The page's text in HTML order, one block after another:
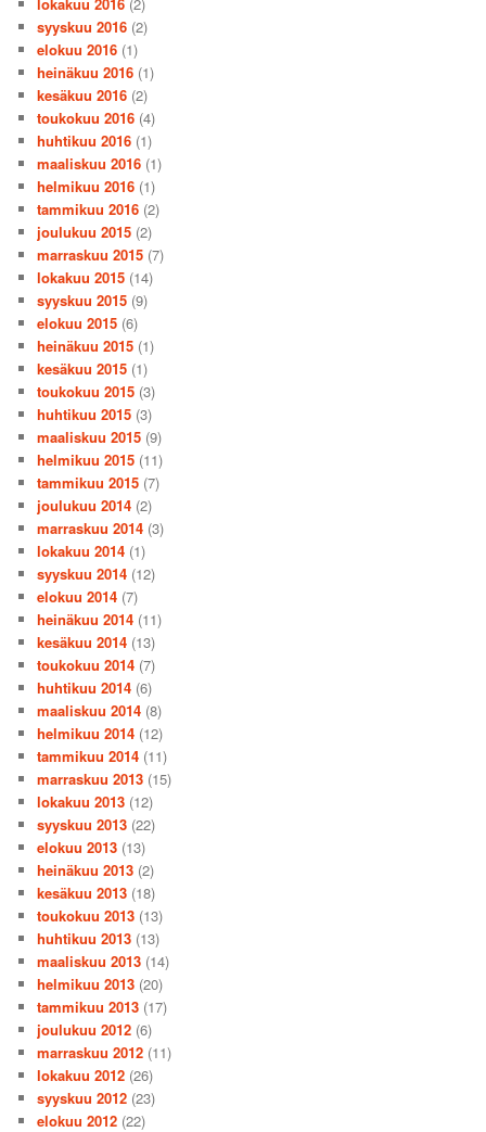
syyskuu 2016 (2)
elokuu 2016 (1)
heinäkuu 2016 (1)
kesäkuu 2016 (2)
toukokuu 2016 (4)
huhtikuu 2016 (1)
maaliskuu 2016 (1)
helmikuu 2016 (1)
tammikuu 2016 (2)
joulukuu 2015 (2)
marraskuu 2015 (7)
lokakuu 2015 (14)
syyskuu 2015 (9)
elokuu 2015 (6)
heinäkuu 2015 (1)
kesäkuu 2015 (1)
toukokuu 2015 (3)
huhtikuu 2015 (3)
maaliskuu 2015 (9)
helmikuu 2015 (11)
tammikuu 2015 (7)
joulukuu 2014 (2)
marraskuu 2014 (3)
lokakuu 2014 (1)
syyskuu 2014 (12)
elokuu 2014 (7)
heinäkuu 2014 (11)
kesäkuu 2014 (13)
toukokuu 2014 (7)
huhtikuu 2014 (6)
maaliskuu 2014 (8)
helmikuu 2014 (12)
tammikuu 2014 (11)
marraskuu 2013 (15)
lokakuu 2013 (12)
syyskuu 2013 (22)
elokuu 2013 (13)
heinäkuu 2013 (2)
kesäkuu 2013 (18)
toukokuu 2013 (13)
huhtikuu 2013 (13)
maaliskuu 2013 (14)
helmikuu 2013 (20)
tammikuu 2013 (17)
joulukuu 2012 (6)
marraskuu 2012 (11)
lokakuu 2012 (26)
syyskuu 2012 (23)
elokuu 2012 (22)